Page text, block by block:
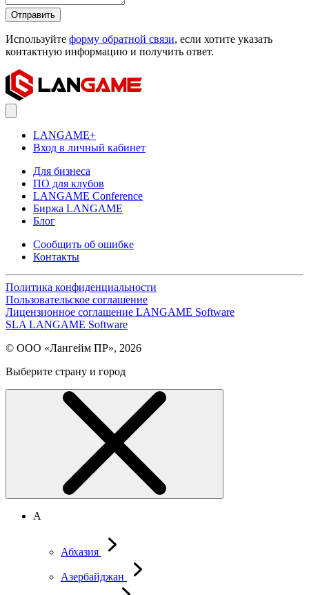
Отправить
Используйте форму обратной связи, если хотите указать
контактную информацию и получить ответ.
LANGAME+
Вход в личный кабинет
Для бизнеса
ПО для клубов
LANGAME Conference
Биржа LANGAME
Блог
Сообщить об ошибке
Контакты
Политика конфиденциальности
Пользовательское соглашение
Лицензионное соглашение LANGAME Software
SLA LANGAME Software
© ООО «Лангейм ПР», 2026
Выберите страну и город
А
Абхазия
Азербайджан